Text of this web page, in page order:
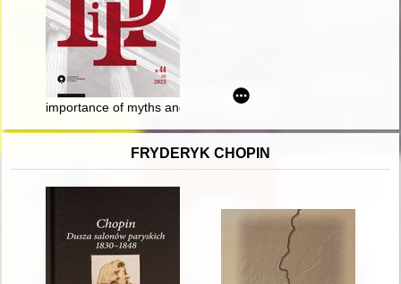
importance of myths and legends in shaping Polish historical
FRYDERYK CHOPIN